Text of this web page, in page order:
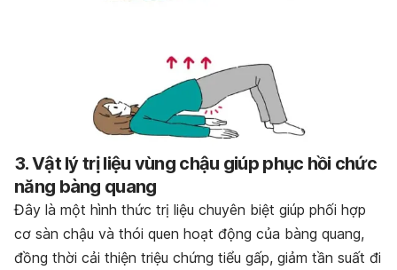
3. Vật lý trị liệu vùng chậu giúp phục hồi chức
năng bàng quang
Đây là một hình thức trị liệu chuyên biệt giúp phối hợp
cơ sàn chậu và thói quen hoạt động của bàng quang,
đồng thời cải thiện triệu chứng tiểu gấp, giảm tần suất đi